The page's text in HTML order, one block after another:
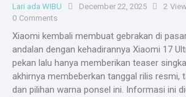
Lari ada WIBU December 22, 2025 2
0 Comments
Xiaomi kembali membuat gebrakan di
andalan dengan kehadirannya Xiaomi 17
pekan lalu hanya memberikan teaser
akhirnya membeberkan tanggal rilis resmi,
dan pilihan warna ponsel ini. Informasi ini